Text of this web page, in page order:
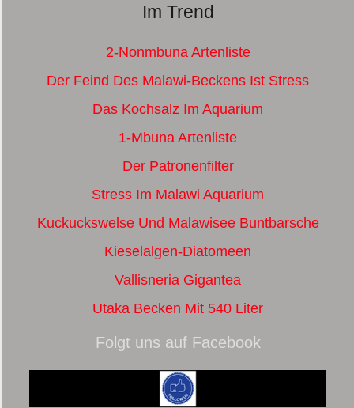
Im Trend
2-Nonmbuna Artenliste
Der Feind Des Malawi-Beckens Ist Stress
Das Kochsalz Im Aquarium
1-Mbuna Artenliste
Der Patronenfilter
Stress Im Malawi Aquarium
Kuckuckswelse Und Malawisee Buntbarsche
Kieselalgen-Diatomeen
Vallisneria Gigantea
Utaka Becken Mit 540 Liter
Folgt uns auf Facebook